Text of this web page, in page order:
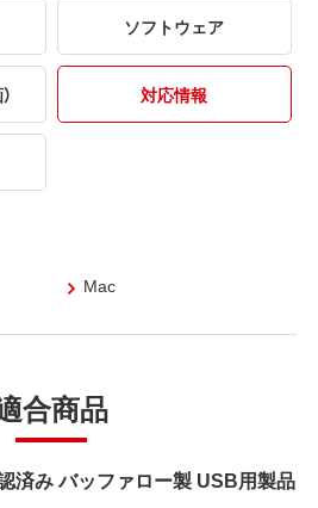
ソフトウェア
対応情報
Mac
合商品
済み バッファロー製 USB用製品